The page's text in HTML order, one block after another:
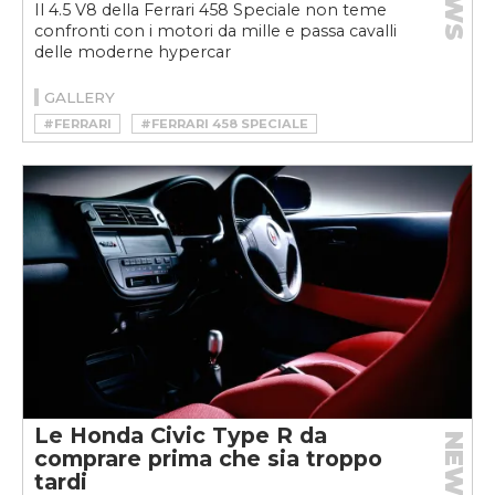
Il 4.5 V8 della Ferrari 458 Speciale non teme
confronti con i motori da mille e passa cavalli
delle moderne hypercar
GALLERY
#FERRARI #FERRARI 458 SPECIALE
Le Honda Civic Type R da
comprare prima che sia troppo
tardi
NEWS